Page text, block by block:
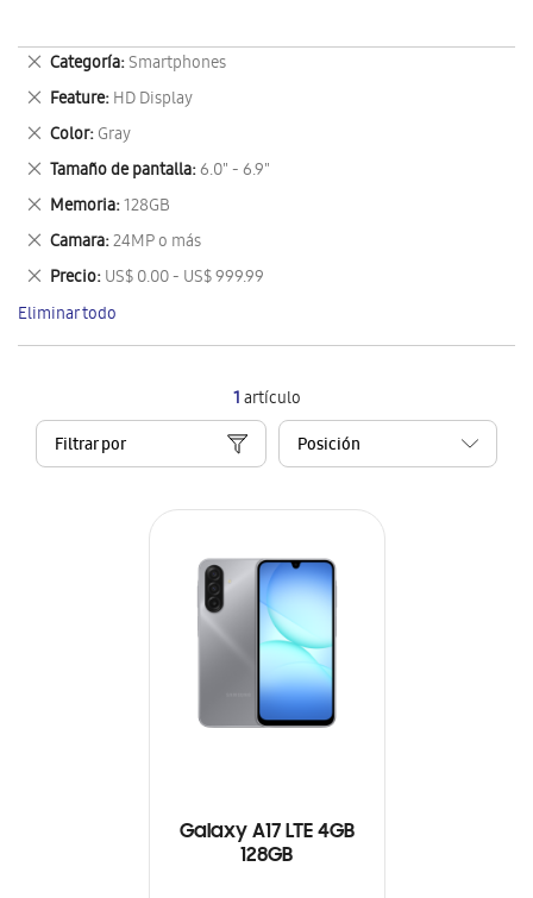
1artículo
Filtrar por
Galaxy A17 LTE 4GB
128GB
Categoría Smartphones
Eliminar
este
artículo
Feature HD Display
Eliminar
este
artículo
Color Gray
Eliminar
este
artículo
Tamaño de pantalla 6.0" - 6.9"
Eliminar
este
artículo
Memoria 128GB
Eliminar
este
artículo
Camara 24MP o más
Eliminar
este
artículo
Precio US$ 0.00 - US$ 999.99
Eliminar
este
artículo
Eliminar todo